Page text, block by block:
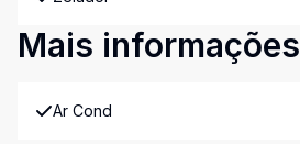
Mais informações
Ar Cond